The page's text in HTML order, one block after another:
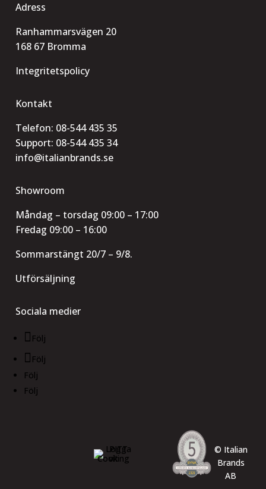
Adress
Ranhammarsvägen 20
168 67 Bromma
Integritetspolicy
Kontakt
Telefon: 08-544 435 35
Support: 08-544 435 34
info@italianbrands.se
Showroom
Måndag – torsdag 09:00 – 17:00
Fredag 09:00 – 16:00
Sommarstängt 20/7 – 9/8.
Utförsäljning
Sociala medier
Följ
Följ
Följ
Följ
© Italian
Brands
AB